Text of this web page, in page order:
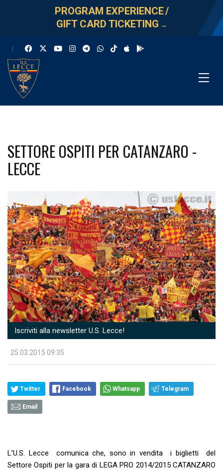
PROGRAM EXPERIENCE/
GIFT CARD TICKETING →
SETTORE OSPITI PER CATANZARO -
LECCE
Iscriviti alla newsletter U.S. Lecce!
25.03.2015 09:35
Twitter Facebook Whatsapp Telegram
Email
L’U.S. Lecce comunica che, sono in vendita i biglietti del
Settore Ospiti per la gara di LEGA PRO 2014/2015 CATANZARO